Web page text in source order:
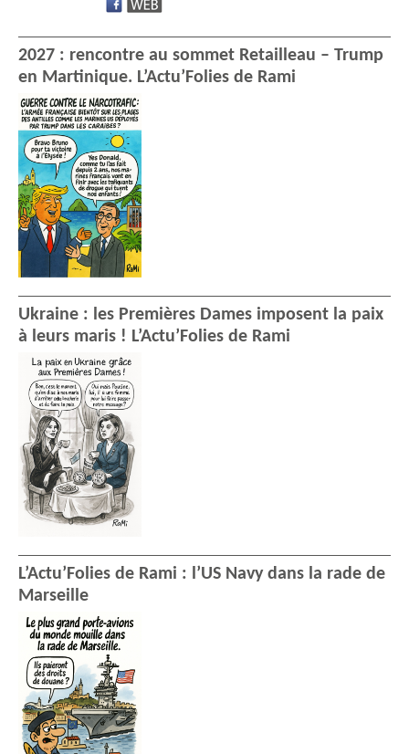
2027 : rencontre au sommet Retailleau – Trump
en Martinique. L’Actu’Folies de Rami
Ukraine : les Premières Dames imposent la paix
à leurs maris ! L’Actu’Folies de Rami
L’Actu’Folies de Rami : l’US Navy dans la rade de
Marseille